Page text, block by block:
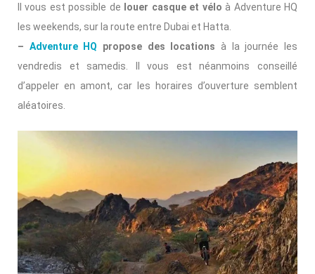
Il vous est possible de louer casque et vélo à Adventure HQ
les weekends, sur la route entre Dubai et Hatta.
– Adventure HQ propose des locations à la journée les
vendredis et samedis. Il vous est néanmoins conseillé
d’appeler en amont, car les horaires d’ouverture semblent
aléatoires.